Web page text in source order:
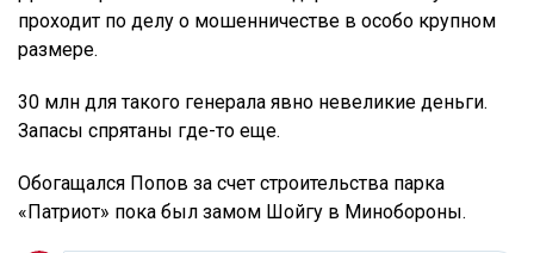
проходит по делу о мошенничестве в особо крупном
размере.
30 млн для такого генерала явно невеликие деньги.
Запасы спрятаны где-то еще.
Обогащался Попов за счет строительства парка
«Патриот» пока был замом Шойгу в Минобороны.